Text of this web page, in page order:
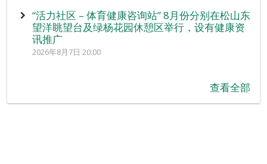
“活力社区 – 体育健康咨询站” 8月份分别在松山东
望洋眺望台及绿杨花园休憩区举行，设有健康资
讯推广
2026年8月7日 20:00
查看全部